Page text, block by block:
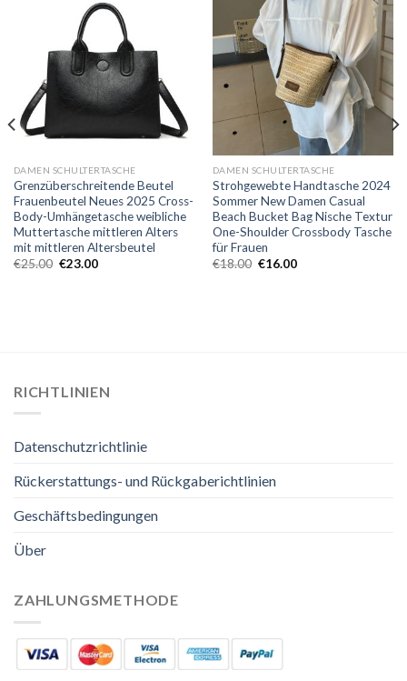
DAMEN SCHULTERTASCHE
Grenzüberschreitende Beutel
Frauenbeutel Neues 2025 Cross-
Body-Umhängetasche weibliche
Muttertasche mittleren Alters
mit mittleren Altersbeutel
€25.00 €23.00
DAMEN SCHULTERTASCHE
Strohgewebte Handtasche 2024
Sommer New Damen Casual
Beach Bucket Bag Nische Textur
One-Shoulder Crossbody Tasche
für Frauen
€18.00 €16.00
RICHTLINIEN
Datenschutzrichtlinie
Rückerstattungs- und Rückgaberichtlinien
Geschäftsbedingungen
Über
ZAHLUNGSMETHODE